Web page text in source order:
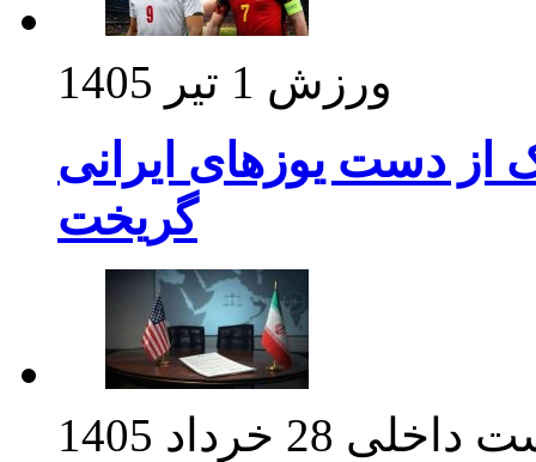
ورزش 1 تیر 1405
از دست یوزهای ایرانی
گریخت
داخلی 28 خرداد 1405